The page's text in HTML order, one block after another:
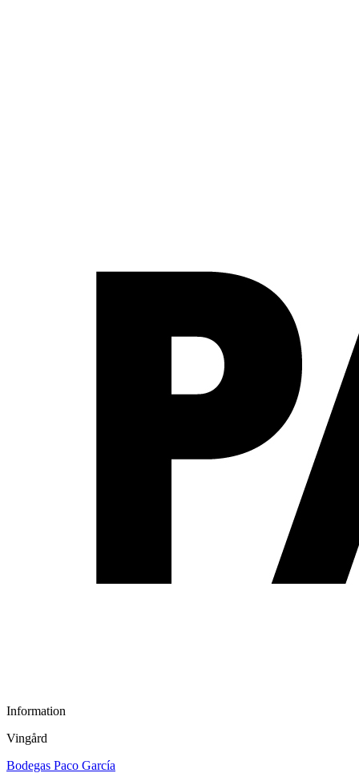
Information
Vingård
Bodegas Paco García